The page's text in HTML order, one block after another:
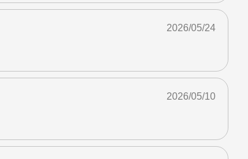
2026/05/24
2026/05/10